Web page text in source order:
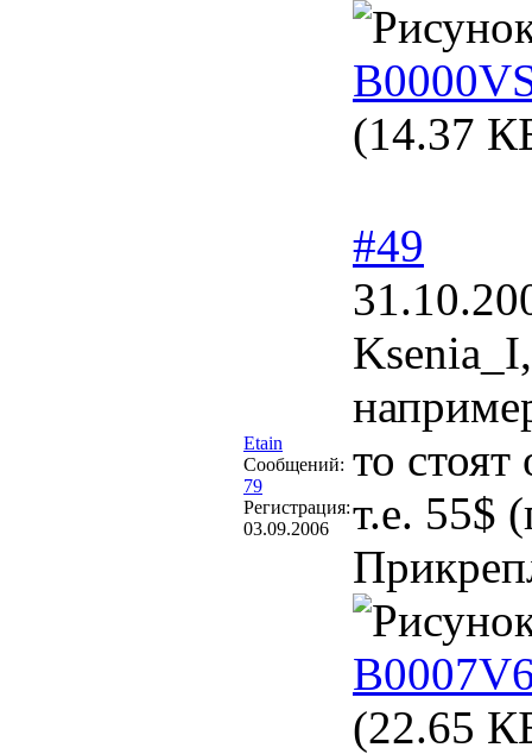
(14.37
Etain
Сообщений:
79
Регистрация:
03.09.2006
#49
то
т.е. 55$
(22.65